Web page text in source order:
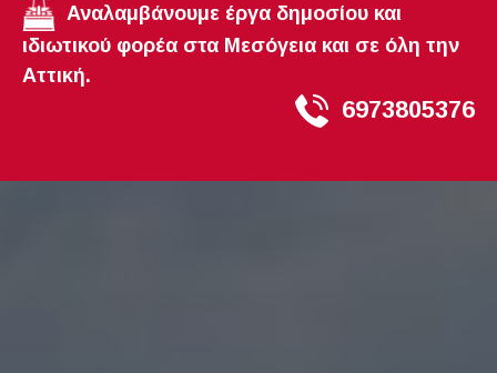
Αναλαμβάνουμε έργα δημοσίου και
ιδιωτικού φορέα στα Μεσόγεια και σε όλη την
Αττική.
6973805376